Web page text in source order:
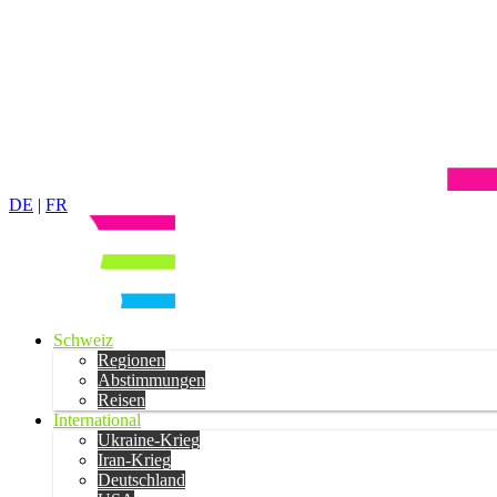
DE | FR
Schweiz
Regionen
Abstimmungen
Reisen
International
Ukraine-Krieg
Iran-Krieg
Deutschland